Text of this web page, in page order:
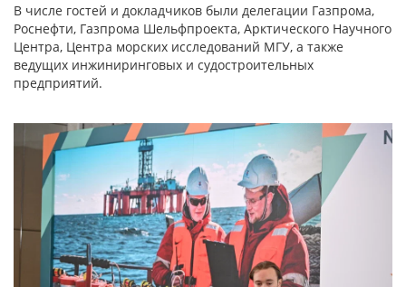
В числе гостей и докладчиков были делегации Газпрома,
Роснефти, Газпрома Шельфпроекта, Арктического Научного
Центра, Центра морских исследований МГУ, а также
ведущих инжиниринговых и судостроительных
предприятий.